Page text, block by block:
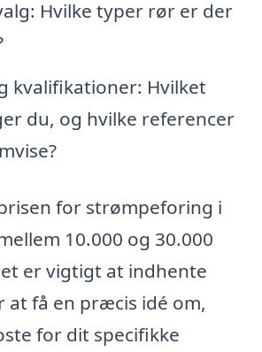
Hvilke typer rør er der
kvalifikationer: Hvilket
du, og hvilke referencer
for strømpeforing i
10.000 og 30.000
er vigtigt at indhente
få en præcis idé om,
for dit specifikke